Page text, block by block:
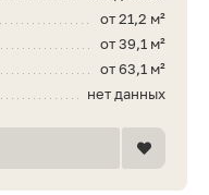
от 21,2 м²
от 39,1 м²
от 63,1 м²
нет данных